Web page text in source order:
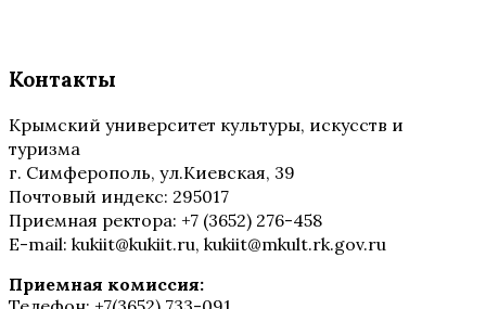
Контакты
Крымский университет культуры, искусств и
туризма
г. Симферополь, ул.Киевская, 39
Почтовый индекс: 295017
Приемная ректора: +7 (3652) 276-458
E-mail: kukiit@kukiit.ru, kukiit@mkult.rk.gov.ru
Приемная комиссия: